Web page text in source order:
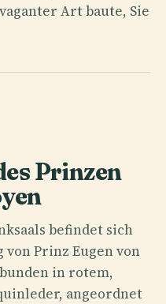
Art baute, Sie
Prinzen
befindet sich
Prinz Eugen von
in rotem,
angeordnet